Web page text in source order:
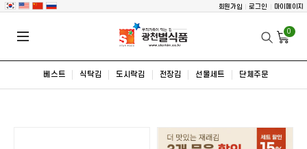
회원가입 로그인 마이페이지
0
베스트 식탁김 도시락김 전장김 선물세트 단체주문